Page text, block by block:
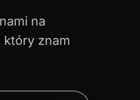
na
który znam